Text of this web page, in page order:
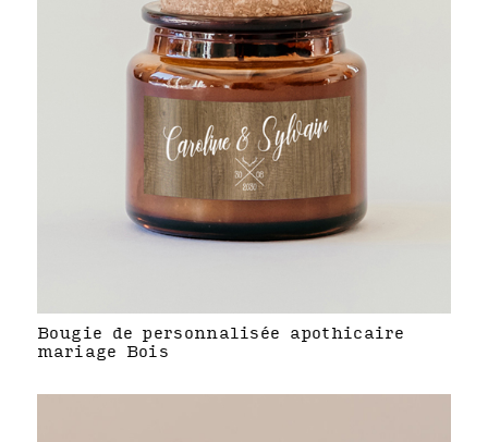
Bougie de personnalisée apothicaire
mariage Bois